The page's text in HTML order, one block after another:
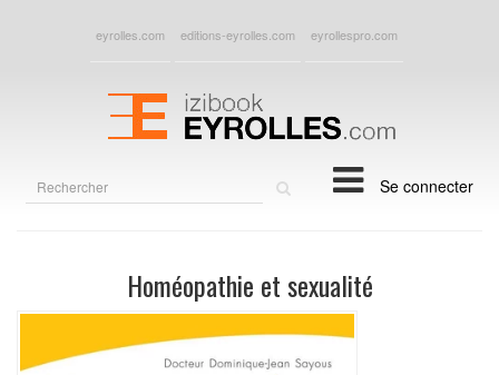
eyrolles.com editions-eyrolles.com eyrollespro.com
Se connecter
Homéopathie et sexualité